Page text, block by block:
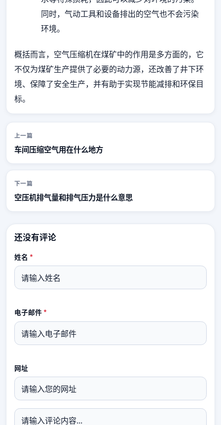
同时，气动工具和设备排出的空气也不会污染
环境。
概括而言，空气压缩机在煤矿中的作用是多方面的，它
不仅为煤矿生产提供了必要的动力源，还改善了井下环
境、保障了安全生产，并有助于实现节能减排和环保目
标。
上一篇
车间压缩空气用在什么地方
下一篇
空压机排气量和排气压力是什么意思
还没有评论
姓名 *
电子邮件*
网址